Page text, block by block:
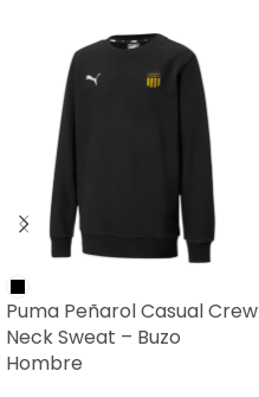
Puma Peñarol Casual Crew
Neck Sweat – Buzo
Hombre